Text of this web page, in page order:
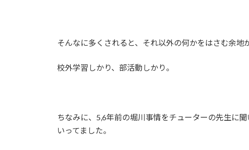
そんなに多くされると、それ以外の何かをはさむ余地
校外学習しかり、部活動しかり。
ちなみに、5,6年前の堀川事情をチューターの先生に
いってました。